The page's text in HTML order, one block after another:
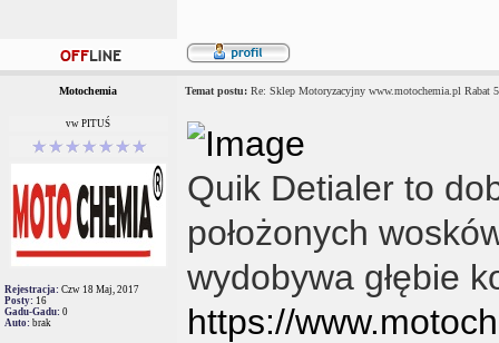
Motochemia Temat postu: Re: Sklep Motoryzacyjny www.motochemia.pl Rabat
vw PITUŚ
Rejestracja: Czw 18 Maj, 2017
Posty: 16
Gadu-Gadu: 0
Auto: brak
Quik Detialer to
położonych
wydobywa głębie
https://